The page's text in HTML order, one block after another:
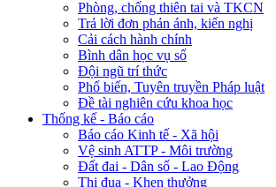
Phòng, chống thiên tai và TKCN
Trả lời đơn phản ánh, kiến nghị
Cải cách hành chính
Bình dân học vụ số
Đội ngũ trí thức
Phổ biến, Tuyên truyền Pháp luật
Đề tài nghiên cứu khoa học
Thống kế - Báo cáo
Báo cáo Kinh tế - Xã hội
Vệ sinh ATTP - Môi trường
Đất đai - Dân số - Lao Động
Thi đua - Khen thưởng